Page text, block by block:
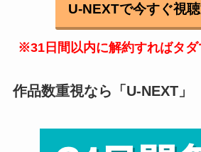
U-NEXTで今すぐ視
※31日間以内に解約すればタダ
作品数重視なら「U-NEXT」